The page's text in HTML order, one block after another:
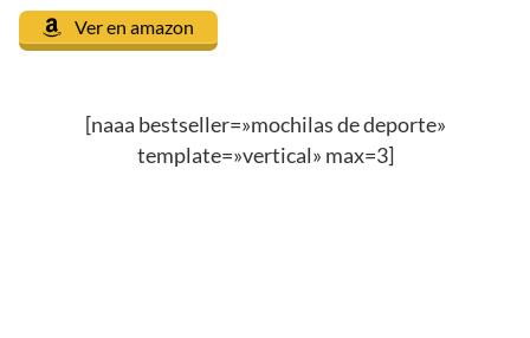
Ver en amazon
[naaa bestseller=»mochilas de deporte»
template=»vertical» max=3]